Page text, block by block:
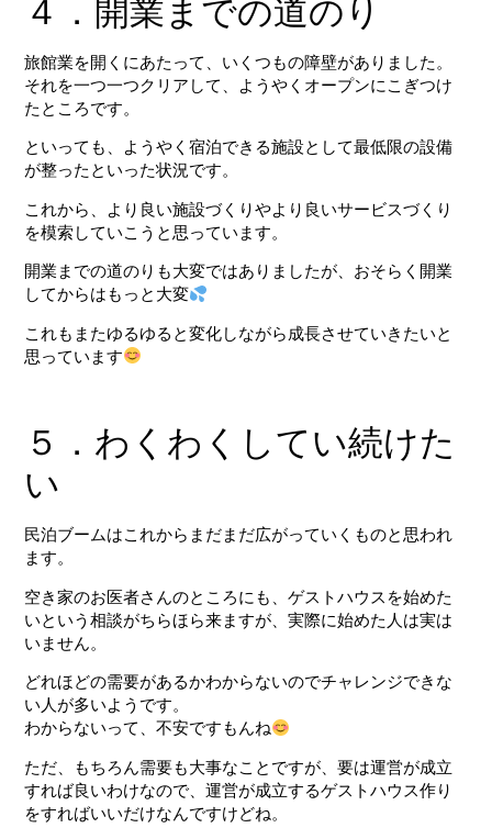
４．開業までの道のり
旅館業を開くにあたって、いくつもの障壁がありました。
それを一つ一つクリアして、ようやくオープンにこぎつけ
たところです。
といっても、ようやく宿泊できる施設として最低限の設備
が整ったといった状況です。
これから、より良い施設づくりやより良いサービスづくり
を模索していこうと思っています。
開業までの道のりも大変ではありましたが、おそらく開業
してからはもっと大変
これもまたゆるゆると変化しながら成長させていきたいと
思っています
５．わくわくしてい続けた
い
民泊ブームはこれからまだまだ広がっていくものと思われ
ます。
空き家のお医者さんのところにも、ゲストハウスを始めた
いという相談がちらほら来ますが、実際に始めた人は実は
いません。
どれほどの需要があるかわからないのでチャレンジできな
い人が多いようです。
わからないって、不安ですもんね
ただ、もちろん需要も大事なことですが、要は運営が成立
すれば良いわけなので、運営が成立するゲストハウス作り
をすればいいだけなんですけどね。